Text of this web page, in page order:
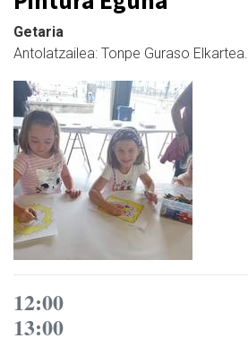
Getaria
Antolatzailea: Tonpe Guraso Elkartea.
12:00
13:00